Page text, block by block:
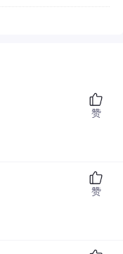
赞
赞